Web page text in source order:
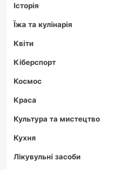
Історія
Їжа та кулінарія
Квіти
Кіберспорт
Космос
Краса
Культура та мистецтво
Кухня
Лікувульні засоби